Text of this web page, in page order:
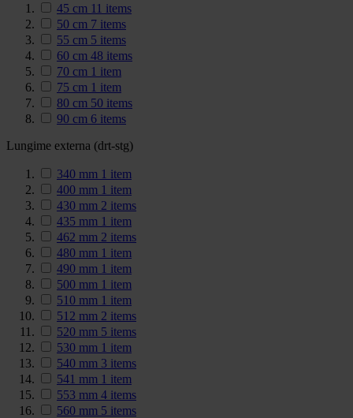
45 cm 11 items
50 cm 7 items
55 cm 5 items
60 cm 48 items
70 cm 1 item
75 cm 1 item
80 cm 50 items
90 cm 6 items
Lungime externa (drt-stg)
340 mm 1 item
400 mm 1 item
430 mm 2 items
435 mm 1 item
462 mm 2 items
480 mm 1 item
490 mm 1 item
500 mm 1 item
510 mm 1 item
512 mm 2 items
520 mm 5 items
530 mm 1 item
540 mm 3 items
541 mm 1 item
553 mm 4 items
560 mm 5 items